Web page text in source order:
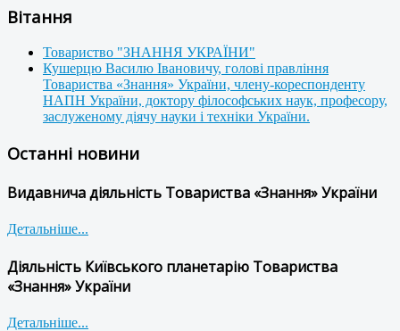
Вітання
Товариство "ЗНАННЯ УКРАЇНИ"
Кушерцю Василю Івановичу, голові правління
Товариства «Знання» України, члену-кореспонденту
НАПН України, доктору філософських наук, професору,
заслуженому діячу науки і техніки України.
Останні новини
Видавнича діяльність Товариства «Знання» України
Детальніше...
Діяльність Київського планетарію Товариства
«Знання» України
Детальніше...